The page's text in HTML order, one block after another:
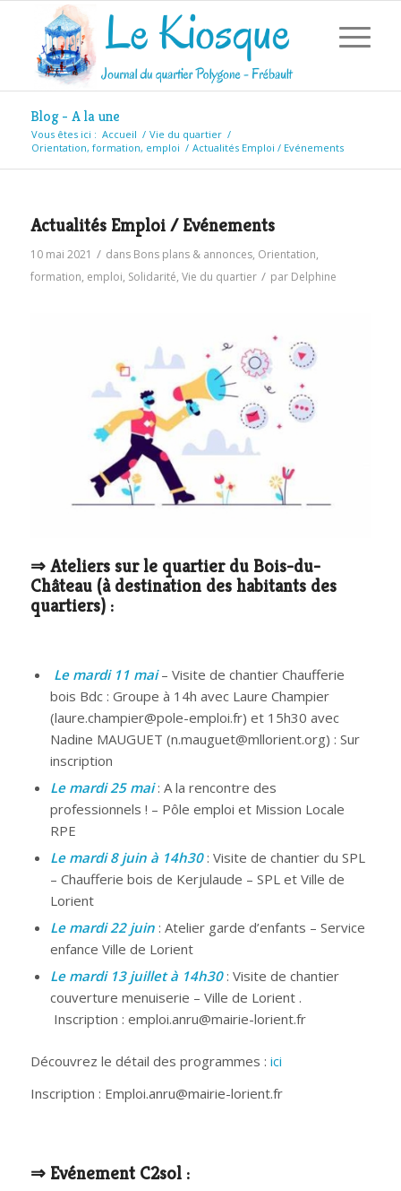
Blog - A la une
Vous êtes ici : Accueil / Vie du quartier /
Orientation, formation, emploi / Actualités Emploi / Evénements
Actualités Emploi / Evénements
10 mai 2021 / dans Bons plans & annonces, Orientation,
formation, emploi, Solidarité, Vie du quartier / par Delphine
⇒ Ateliers sur le quartier du Bois-du-
Château (à destination des habitants des
quartiers) :
Le mardi 11 mai – Visite de chantier Chaufferie
bois Bdc : Groupe à 14h avec Laure Champier
(laure.champier@pole-emploi.fr) et 15h30 avec
Nadine MAUGUET (n.mauguet@mllorient.org) : Sur
inscription
Le mardi 25 mai : A la rencontre des
professionnels ! – Pôle emploi et Mission Locale
RPE
Le mardi 8 juin à 14h30 : Visite de chantier du SPL
– Chaufferie bois de Kerjulaude – SPL et Ville de
Lorient
Le mardi 22 juin: Atelier garde d’enfants – Service
enfance Ville de Lorient
Le mardi 13 juillet à 14h30: Visite de chantier
couverture menuiserie – Ville de Lorient .
Inscription : emploi.anru@mairie-lorient.fr
Découvrez le détail des programmes : ici
Inscription : Emploi.anru@mairie-lorient.fr
⇒ Evénement C2sol :